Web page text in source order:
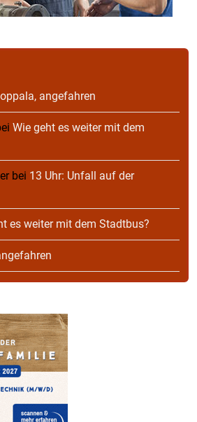
angefahren
Wie geht es weiter mit dem
bei 13 Uhr: Unfall auf der
es weiter mit dem Stadtbus?